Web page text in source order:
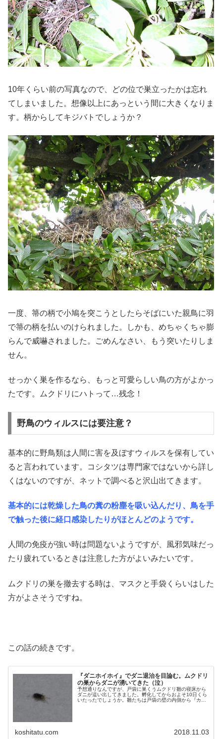
10年くらい前の写真なので、どの位で巣立ったかは忘れ
てしまいました。想像以上にあっという間に大きくなりま
す。柄からしてキジバトでしょうか？
一度、箒の柄で小鳩を突こうとしたらそばにいた親鳥に羽
で箒の柄を払いのけられました。しかも、めちゃくちゃ膨
らんで威嚇されました。ごめんなさい、もう突いたりしま
せん。
せっかく巣を作るなら、もっと可愛らしい鳥の方がよかっ
たです。ムクドリにハトって…残念！
野鳥のウィルスには要注意？
基本的に野鳥類は人間に害を及ぼすウィルスを保有してい
ると言われています。コシタツは専門家ではないから詳し
くはないのですが、ネットで調べると沢山出てきます。
基本的には乾燥した鳥の糞の粉塵を吸い込んだり、鳥を手
で触った後に経口感染したりがほとんどのようです。
人間の免疫が強い時は問題ないようですが、風邪気味だっ
たり疲れているときは注意した方がよいみたいです。
ムクドリの巣を撤去する時は、マスクと手袋くらいはした
方がよさそうですね。
この話の続きです。
『ダニホイホイ』でダニ退治を目論む。ムクドリ
の巣からダニが湧いてきた（泣）
予想通りなんですが、戸袋に巣くうムクドリ雛の寝床から
ダニが這い出してきました。孵化してからおよそ10日くら
いたったでしょうか。雛たちは戸袋の壁の内側から『カタ
koshitatu.com 2018.11.03